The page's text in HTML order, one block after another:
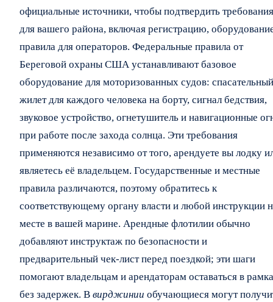
официальные источники, чтобы подтвердить требования
для вашего района, включая регистрацию,
правила для операторов. Федеральные правила от
Береговой охраны США устанавливают базовое
оборудование для моторизованных судов: спасательный
жилет для каждого человека на борту, сигнал бедствия,
звуковое устройство, огнетушитель и навигационные
при работе после захода солнца. Эти требования
применяются независимо от того, арендуете вы лодку
являетесь её владельцем. Государственные и местные
правила различаются, поэтому обратитесь к
соответствующему органу власти и любой инструкции
месте в вашей марине. Арендные флотилии обычно
добавляют инструктаж по безопасности и
предварительный чек-лист перед поездкой; эти шаги
помогают владельцам и арендаторам оставаться в
без задержек. В вирджинии обучающиеся могут